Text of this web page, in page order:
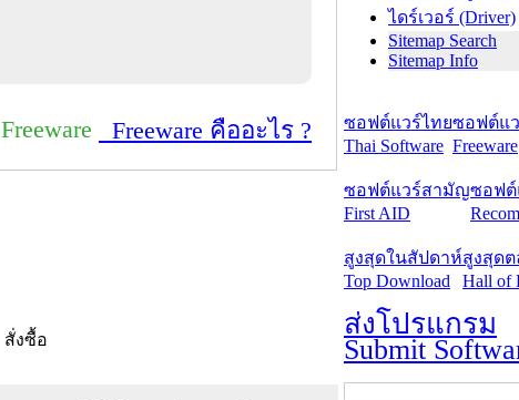
Freeware Freeware คืออะไร ?
สั่งซื้อ
ไดร์เวอร์ (Driver)
Sitemap Search
Sitemap Info
ซอฟต์แวร์ไทย
Thai Software
ซอฟต์แ
Freeware
ซอฟต์แวร์สามัญ
First AID
ซอฟต์
สูงสุดในสัปดาห์
Top Download
สูงสุด
Hall of
ส่งโปรแกรม
Submit